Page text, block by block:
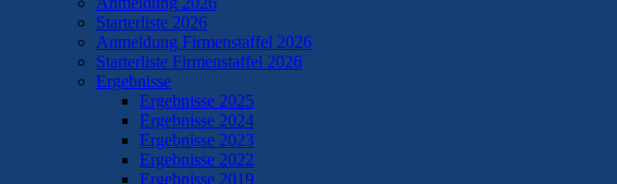
Starterliste 2026
Anmeldung Firmenstaffel 2026
Starterliste Firmenstaffel 2026
Ergebnisse
Ergebnisse 2025
Ergebnisse 2024
Ergebnisse 2023
Ergebnisse 2022
Ergebnisse 2019